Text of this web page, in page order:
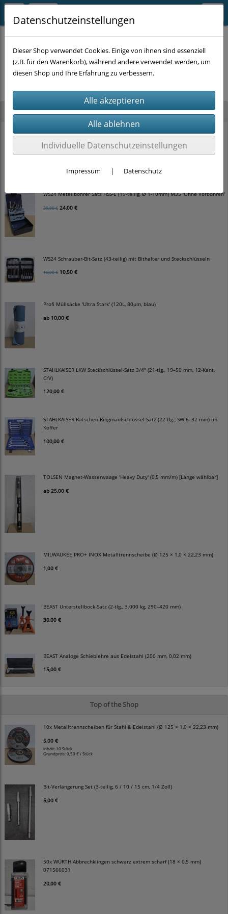
Neu im Shop
WS24 Hammerbohrer Satz SDS-plus 4-schneider (5-teilig, Ø 5-10mm)
15,00 €12,00 €
WS24 Metallbohrer Satz HSS-E (19-teilig, Ø 1-10mm) M35 'Ohne Vorbohren'
30,00 € 24,00 €
WS24 Schrauber-Bit-Satz (43-teilig) mit Bithalter und Steckschlüsseln
15,00 € 10,50 €
Profi Müllsäcke 'Ultra Stark' (120L, 80µm, blau)
ab 10,00 €
STAHLKAISER LKW Steckschlüssel-Satz 3/4" (21-tlg., 19–50 mm, 12-Kant,
CrV)
120,00 €
STAHLKAISER Ratschen-Ringmaulschlüssel-Satz (22-tlg., SW 6–32 mm) im
Koffer
100,00 €
TOLSEN Magnet-Wasserwaage 'Heavy Duty' (0,5 mm/m) [Länge wählbar]
ab 25,00 €
MILWAUKEE PRO+ INOX Metalltrennscheibe (Ø 125 × 1,0 × 22,23 mm)
1,00 €
BEAST Unterstellbock-Satz (2-tlg., 3.000 kg, 290–420 mm)
30,00 €
BEAST Analoge Schieblehre aus Edelstahl (200 mm, 0,02 mm)
15,00 €
Top of the Shop
10x Metalltrennscheiben für Stahl & Edelstahl (Ø 125 × 1,0 × 22,23 mm)
5,00 €
Inhalt: 10 Stück
Grundpreis:0,50 € / Stück
Bit-Verlängerung Set (3-teilig, 6 / 10 / 15 cm, 1/4 Zoll)
5,00 €
50x WÜRTH Abbrechklingen schwarz extrem scharf (18 × 0,5 mm)
071566031
20,00 €
Es wurden leider keine Produkte gefunden.
Datenschutzeinstellungen
Dieser Shop verwendet Cookies. Einige von ihnen sind essenziell
(z.B. für den Warenkorb), während andere verwendet werden, um
diesen Shop und Ihre Erfahrung zu verbessern.
Individuelle Datenschutzeinstellungen
Impressum | Datenschutz